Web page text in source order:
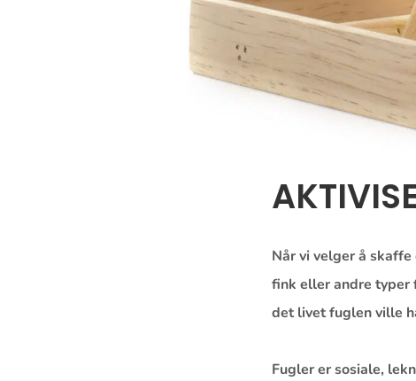
Når vi velger å
fink eller andre
det livet fuglen ville
Fugler er sosiale,